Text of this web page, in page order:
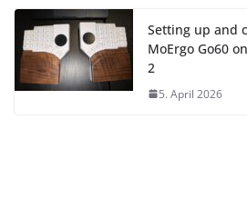
Setting up and
MoErgo Go60
2
5. April 2026